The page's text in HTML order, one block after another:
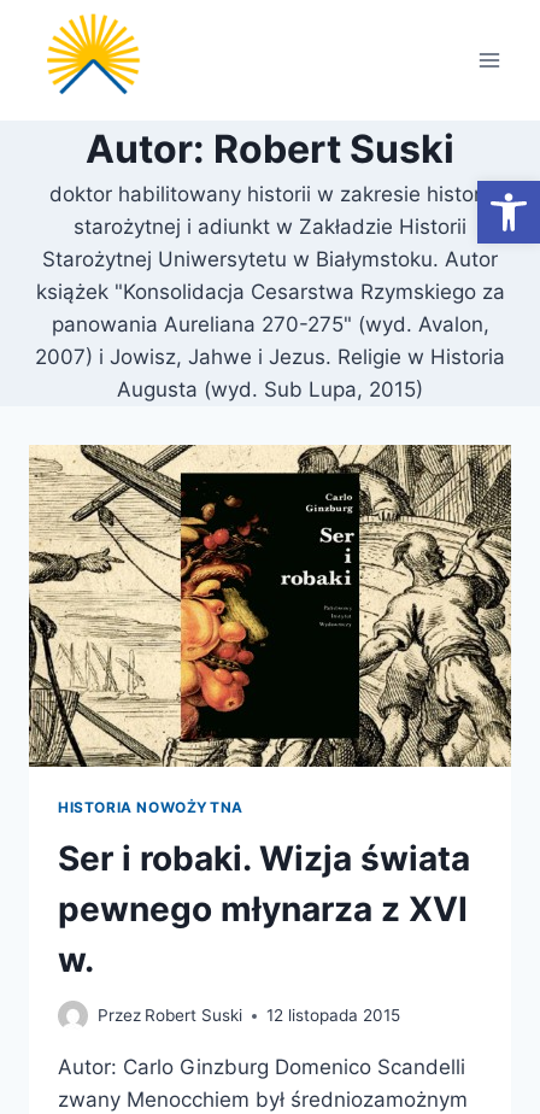
Przejdź
treści
Autor: Robert Suski
doktor habilitowany historii w zakresie historii
starożytnej i adiunkt w Zakładzie Historii
Starożytnej Uniwersytetu w Białymstoku. Autor
książek "Konsolidacja Cesarstwa Rzymskiego za
panowania Aureliana 270-275" (wyd. Avalon,
2007) i Jowisz, Jahwe i Jezus. Religie w Historia
Augusta (wyd. Sub Lupa, 2015)
HISTORIA NOWOŻYTNA
Ser i robaki. Wizja świata
pewnego młynarza z XVI
w.
Przez Robert Suski 12 listopada 2015
Autor: Carlo Ginzburg Domenico Scandelli
zwany Menocchiem był średniozamożnym